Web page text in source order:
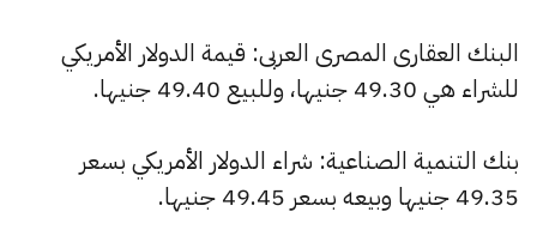
البنك العقارى المصرى العربى: قيمة الدولار الأمريكي
للشراء هي 49.30 جنيها، وللبيع 49.40 جنيها.
بنك التنمية الصناعية: شراء الدولار الأمريكي بسعر
49.35 جنيها وبيعه بسعر 49.45 جنيها.